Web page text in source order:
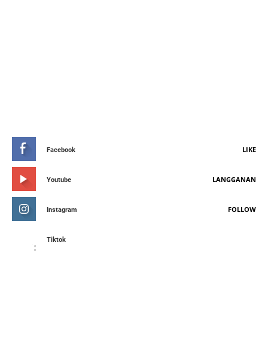
Facebook LIKE
Youtube LANGGANAN
Instagram FOLLOW
Tiktok